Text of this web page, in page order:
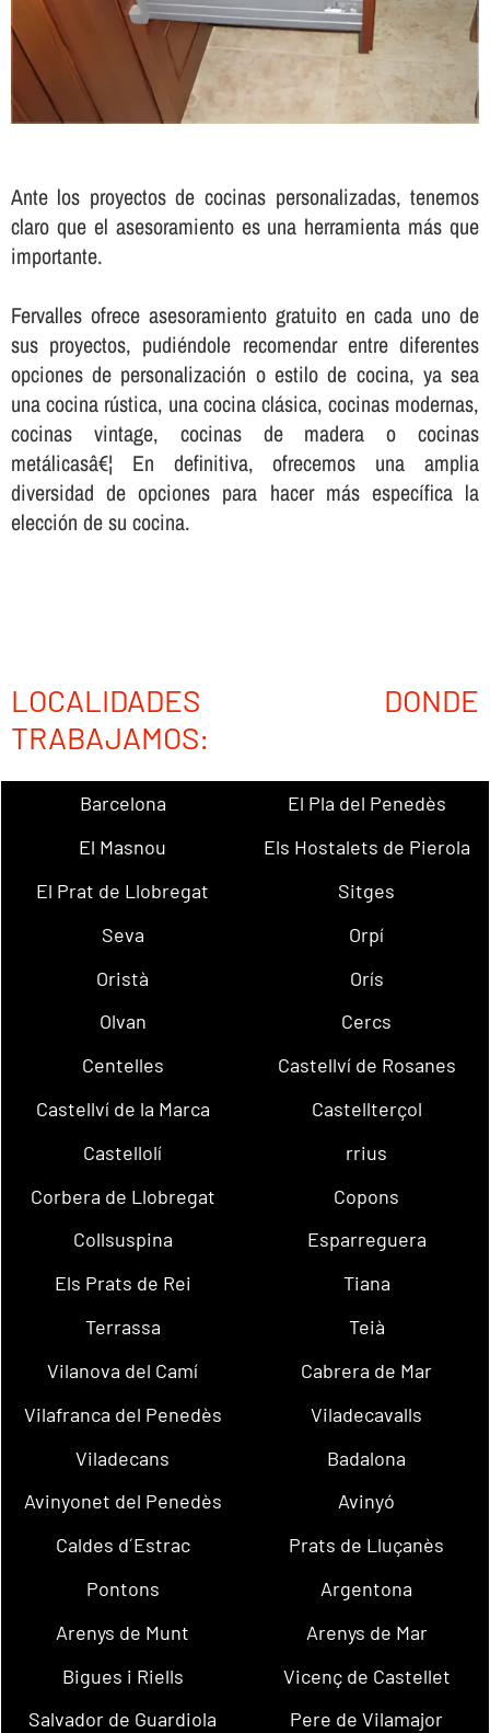
Ante los proyectos de cocinas personalizadas, tenemos
claro que el asesoramiento es una herramienta más que
importante.
Fervalles ofrece asesoramiento gratuito en cada uno de
sus proyectos, pudiéndole recomendar entre diferentes
opciones de personalización o estilo de cocina, ya sea
una cocina rústica, una cocina clásica, cocinas modernas,
cocinas vintage, cocinas de madera o cocinas
metálicasâ€¦ En definitiva, ofrecemos una amplia
diversidad de opciones para hacer más especí­fica la
elección de su cocina.
LOCALIDADES DONDE
TRABAJAMOS:
Barcelona
El Pla del Penedès
El Masnou
Els Hostalets de Pierola
El Prat de Llobregat
Sitges
Seva
Orpí
Oristà
Orís
Olvan
Cercs
Centelles
Castellví de Rosanes
Castellví de la Marca
Castellterçol
Castellolí
rrius
Corbera de Llobregat
Copons
Collsuspina
Esparreguera
Els Prats de Rei
Tiana
Terrassa
Teià
Vilanova del Camí
Cabrera de Mar
Vilafranca del Penedès
Viladecavalls
Viladecans
Badalona
Avinyonet del Penedès
Avinyó
Caldes d´Estrac
Prats de Lluçanès
Pontons
Argentona
Arenys de Munt
Arenys de Mar
Bigues i Riells
Vicenç de Castellet
Salvador de Guardiola
Pere de Vilamajor